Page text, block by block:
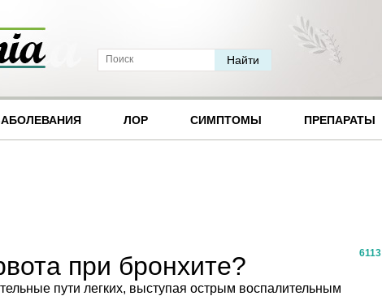
ЛОР СИМПТОМЫ ПРЕПАРАТЫ
при бронхите? 6113
пути легких, выступая острым воспалительным